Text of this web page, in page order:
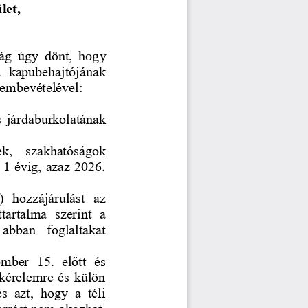
úgy  dönt, hogy
kapubehajtójának
járdaburkolatának
szakhatóságok
évig, azaz 2026.
hozzájárulást  az
szerint  a
foglaltakat
15.  előtt  és
és külön
azt,  hogy  a  téli